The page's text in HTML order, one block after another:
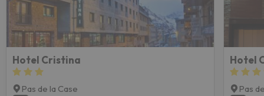
Hotel Cristina
Pas de la Case
Hotel
Pas